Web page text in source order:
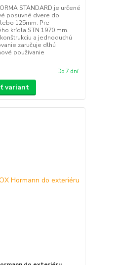
STANDARD je určené
posuvné dvere do
125mm. Pre
krídla STN 1970 mm.
a jednoduchú
zaručuje dlhú
používanie
Do 7 dní
variant